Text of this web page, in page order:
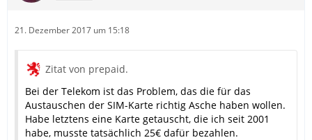
21. Dezember 2017 um 15:18
Zitat von prepaid.
Bei der Telekom ist das Problem, das die für das
Austauschen der SIM-Karte richtig Asche haben wollen.
Habe letztens eine Karte getauscht, die ich seit 2001
habe, musste tatsächlich 25€ dafür bezahlen.